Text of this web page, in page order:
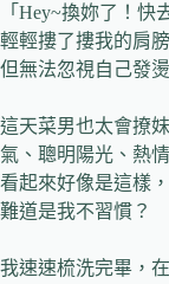
「Hey~換妳了！
輕輕摟了摟我的肩
但無法忽視自己發
這天菜男也太會撩
氣、聰明陽光、熱
看起來好像是這樣
難道是我不習慣？
我速速梳洗完畢，